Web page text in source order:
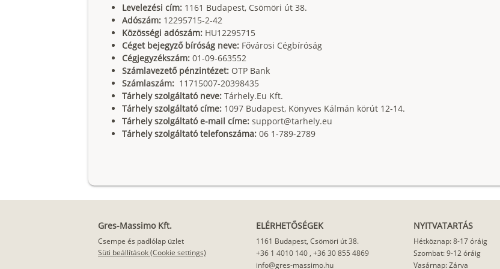
Levelezési cím: 1161 Budapest, Csömöri út 38.
Adószám: 12295715-2-42
Közösségi adószám: HU12295715
Céget bejegyző bíróság neve: Fővárosi Cégbíróság
Cégjegyzékszám: 01-09-663552
Számlavezető pénzintézet: OTP Bank
Számlaszám: 11715007-20398435
Tárhely szolgáltató neve: Tárhely.Eu Kft.
Tárhely szolgáltató címe: 1097 Budapest, Könyves Kálmán körút 12-14.
Tárhely szolgáltató e-mail címe: support@tarhely.eu
Tárhely szolgáltató telefonszáma: 06 1-789-2789
Gres-Massimo Kft.
Csempe és padlólap üzlet
Süti beállítások (Cookie settings)
ELÉRHETŐSÉGEK
1161 Budapest, Csömöri út 38.
+36 1 4010 140, +36 30 855 4869
info@gres-massimo.hu
NYITVATARTÁS
Hétköznap: 8-17 óráig
Szombat: 9-12 óráig
Vasárnap: Zárva